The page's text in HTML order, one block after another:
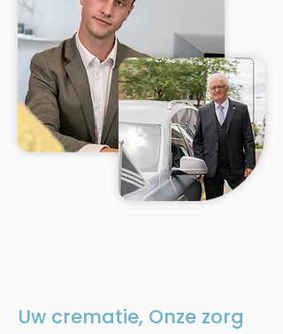
Uw crematie, Onze zorg